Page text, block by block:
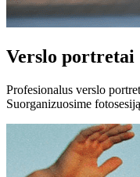
Verslo portretai
Profesionalus verslo
Suorganizuosime